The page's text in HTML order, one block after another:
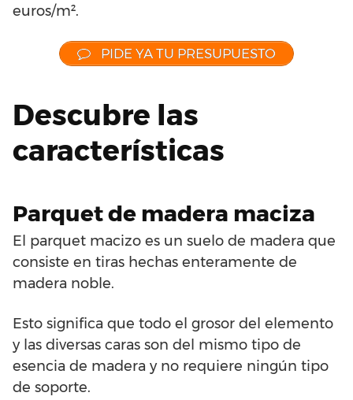
euros/m².
PIDE YA TU PRESUPUESTO
Descubre las
características
Parquet de madera maciza
El parquet macizo es un suelo de madera que
consiste en tiras hechas enteramente de
madera noble.
Esto significa que todo el grosor del elemento
y las diversas caras son del mismo tipo de
esencia de madera y no requiere ningún tipo
de soporte.